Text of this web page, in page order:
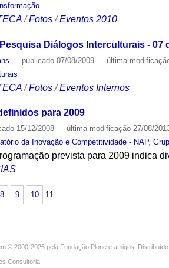
/Fotos /Eventos 2010
Diálogos Interculturais - 07
— publicado 07/08/2009— última
/Fotos /Eventos Internos
para 2009
15/12/2008— última modificação 27/08/
da Inovação e Competitividade - NAP,
prevista para 2009 indica
8 9 10 11
© 2000-2026 pela Fundação Plone e amigos.
Consultoria